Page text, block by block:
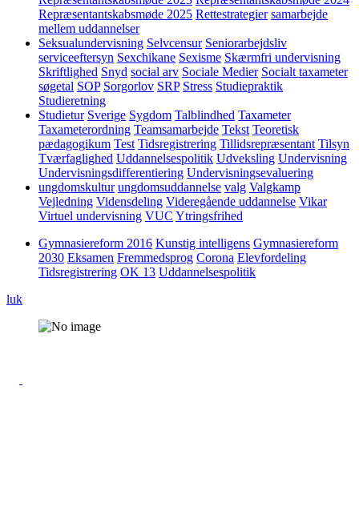
Repræsentantskabsmøde 2025 Rettestrategier samarbejde
mellem uddannelser
Seksualundervisning Selvcensur Seniorarbejdsliv
serviceeftersyn Sexchikane Sexisme Skærmfri undervisning
Skriftlighed Snyd social arv Sociale Medier Socialt taxameter
søgetal SOP Sorgorlov SRP Stress Studiepraktik
Studieretning
Studietur Sverige Sygdom Talblindhed Taxameter
Taxameterordning Teamsamarbejde Tekst Teoretisk
pædagogikum Test Tidsregistrering Tillidsrepræsentant Tilsyn
Tværfaglighed Uddannelsespolitik Udveksling Undervisning
Undervisningsdifferentiering Undervisningsevaluering
ungdomskultur ungdomsuddannelse valg Valgkamp
Vejledning Vidensdeling Videregående uddannelse Vikar
Virtuel undervisning VUC Ytringsfrihed
Gymnasiereform 2016 Kunstig intelligens Gymnasiereform
2030 Eksamen Fremmedsprog Corona Elevfordeling
Tidsregistrering OK 13 Uddannelsespolitik
luk